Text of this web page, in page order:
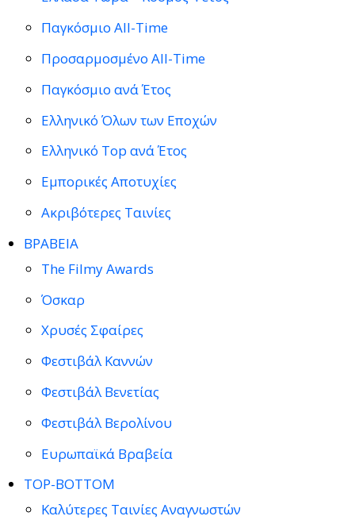
Παγκόσμιο All-Time
Προσαρμοσμένο All-Time
Παγκόσμιο ανά Έτος
Ελληνικό Όλων των Εποχών
Ελληνικό Top ανά Έτος
Εμπορικές Αποτυχίες
Ακριβότερες Ταινίες
ΒΡΑΒΕΙΑ
The Filmy Awards
Όσκαρ
Χρυσές Σφαίρες
Φεστιβάλ Καννών
Φεστιβάλ Βενετίας
Φεστιβάλ Βερολίνου
Ευρωπαϊκά Βραβεία
TOP-BOTTOM
Καλύτερες Ταινίες Αναγνωστών